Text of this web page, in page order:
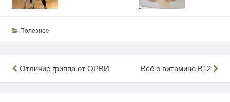
Полезное
Навигация
по
Отличие гриппа от ОРВИ Всё о витамине B12